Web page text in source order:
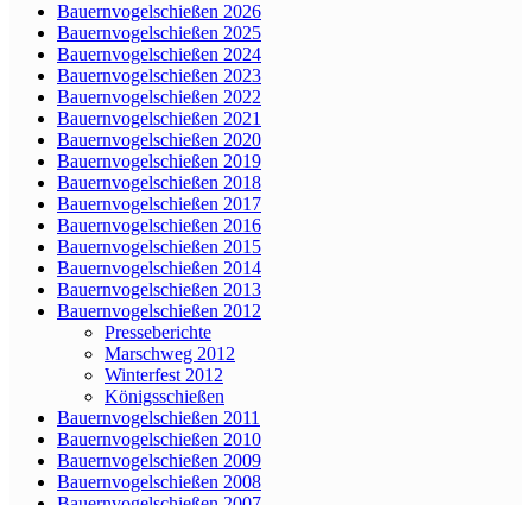
Bauernvogelschießen 2026
Bauernvogelschießen 2025
Bauernvogelschießen 2024
Bauernvogelschießen 2023
Bauernvogelschießen 2022
Bauernvogelschießen 2021
Bauernvogelschießen 2020
Bauernvogelschießen 2019
Bauernvogelschießen 2018
Bauernvogelschießen 2017
Bauernvogelschießen 2016
Bauernvogelschießen 2015
Bauernvogelschießen 2014
Bauernvogelschießen 2013
Bauernvogelschießen 2012
Presseberichte
Marschweg 2012
Winterfest 2012
Königsschießen
Bauernvogelschießen 2011
Bauernvogelschießen 2010
Bauernvogelschießen 2009
Bauernvogelschießen 2008